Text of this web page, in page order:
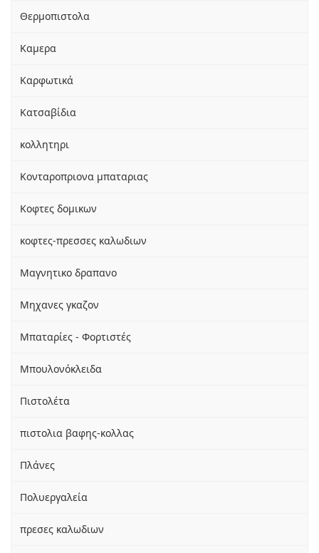
Θερμοπιστολα
Καμερα
Καρφωτικά
Κατσαβίδια
κολλητηρι
Κονταροπριονα μπαταριας
Κοφτες δομικων
κοφτες-πρεσσες καλωδιων
Μαγνητικο δραπανο
Μηχανες γκαζον
Μπαταρίες - Φορτιστές
Μπουλονόκλειδα
Πιστολέτα
πιστολια βαφης-κολλας
Πλάνες
Πολυεργαλεία
πρεσες καλωδιων